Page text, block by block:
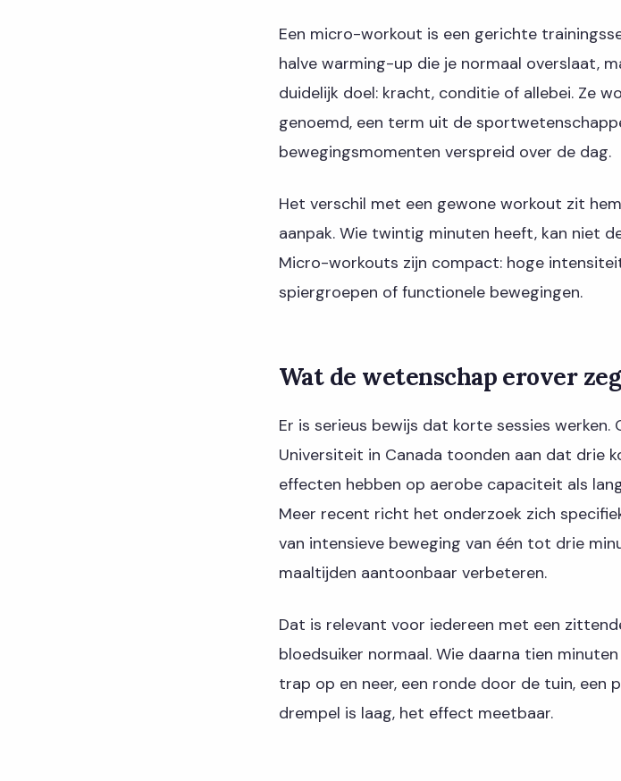
Een micro-workout is een gerichte
halve warming-up die je normaal overslaat,
duidelijk doel: kracht, conditie of allebei. Ze
genoemd, een term uit de
bewegingsmomenten verspreid over de dag.
Het verschil met een gewone workout zit
aanpak. Wie twintig minuten heeft, kan niet
Micro-workouts zijn compact: hoge
spiergroepen of functionele bewegingen.
Wat de wetenschap erover
Er is serieus bewijs dat korte sessies werken.
Universiteit in Canada toonden aan dat drie
effecten hebben op aerobe capaciteit als
Meer recent richt het onderzoek zich
van intensieve beweging van één tot drie
maaltijden aantoonbaar verbeteren.
Dat is relevant voor iedereen met een
bloedsuiker normaal. Wie daarna tien
trap op en neer, een ronde door de tuin, een
drempel is laag, het effect meetbaar.